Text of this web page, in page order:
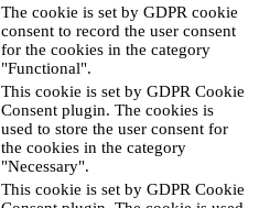
The cookie is set by GDPR cookie
consent to record the user consent
for the cookies in the category
"Functional".
This cookie is set by GDPR Cookie
Consent plugin. The cookies is
used to store the user consent for
the cookies in the category
"Necessary".
This cookie is set by GDPR Cookie